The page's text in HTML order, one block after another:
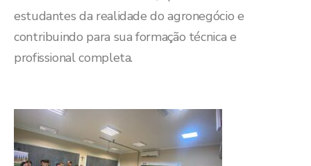
estudantes da realidade do agronegócio e
contribuindo para sua formação técnica e
profissional completa.